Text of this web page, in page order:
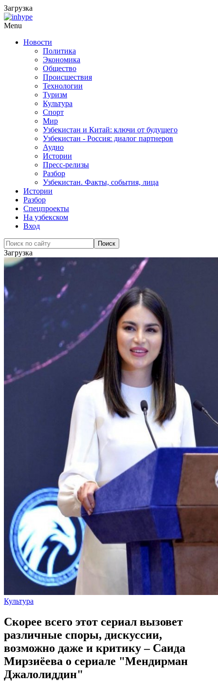
Загрузка
Menu
Новости
Политика
Экономика
Общество
Происшествия
Технологии
Туризм
Культура
Спорт
Мир
Узбекистан и Китай: ключи от будущего
Узбекистан - Россия: диалог партнеров
Аудио
Истории
Пресс-релизы
Разбор
Узбекистан. Факты, события, лица
Истории
Разбор
Спецпроекты
На узбекском
Вход
Загрузка
Культура
Скорее всего этот сериал вызовет
различные споры, дискуссии,
возможно даже и критику – Саида
Мирзиёева о сериале "Мендирман
Джалолиддин"